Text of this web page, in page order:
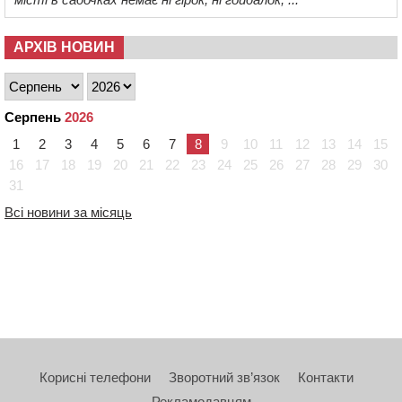
АРХІВ НОВИН
Серпень 2026
1
2 3 4 5 6 7 8 9 10 11 12 13 14
15
16
17 18 19 20 21 22 23 24 25 26 27 28 29
30
31
Всі новини за місяць
Корисні телефони Зворотний зв’язок
Контакти